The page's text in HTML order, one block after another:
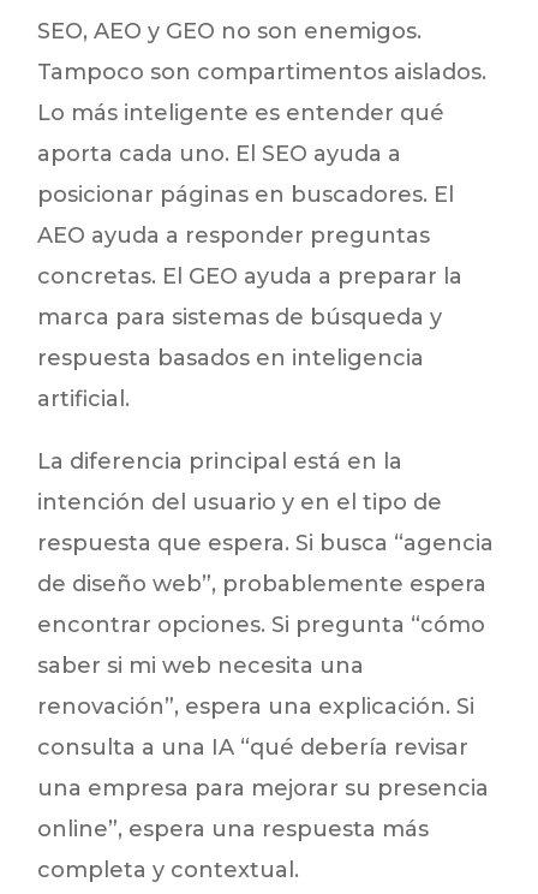
SEO, AEO y GEO no son enemigos.
Tampoco son compartimentos aislados.
Lo más inteligente es entender qué
aporta cada uno. El SEO ayuda a
posicionar páginas en buscadores. El
AEO ayuda a responder preguntas
concretas. El GEO ayuda a preparar la
marca para sistemas de búsqueda y
respuesta basados en inteligencia
artificial.
La diferencia principal está en la
intención del usuario y en el tipo de
respuesta que espera. Si busca “agencia
de diseño web”, probablemente espera
encontrar opciones. Si pregunta “cómo
saber si mi web necesita una
renovación”, espera una explicación. Si
consulta a una IA “qué debería revisar
una empresa para mejorar su presencia
online”, espera una respuesta más
completa y contextual.